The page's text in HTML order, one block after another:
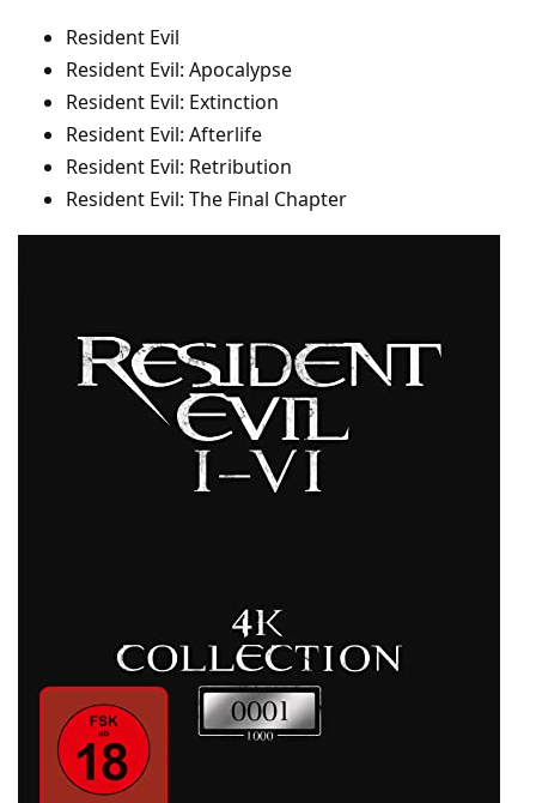
Resident Evil
Resident Evil: Apocalypse
Resident Evil: Extinction
Resident Evil: Afterlife
Resident Evil: Retribution
Resident Evil: The Final Chapter